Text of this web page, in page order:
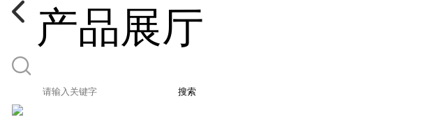
产品展厅
搜索